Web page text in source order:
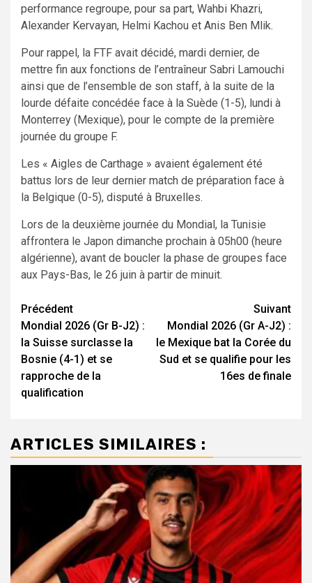
performance regroupe, pour sa part, Wahbi Khazri,
Alexander Kervayan, Helmi Kachou et Anis Ben Mlik.
Pour rappel, la FTF avait décidé, mardi dernier, de
mettre fin aux fonctions de l’entraîneur Sabri Lamouchi
ainsi que de l’ensemble de son staff, à la suite de la
lourde défaite concédée face à la Suède (1-5), lundi à
Monterrey (Mexique), pour le compte de la première
journée du groupe F.
Les « Aigles de Carthage » avaient également été
battus lors de leur dernier match de préparation face à
la Belgique (0-5), disputé à Bruxelles.
Lors de la deuxième journée du Mondial, la Tunisie
affrontera le Japon dimanche prochain à 05h00 (heure
algérienne), avant de boucler la phase de groupes face
aux Pays-Bas, le 26 juin à partir de minuit.
Navigation
d’article
Précédent
Mondial 2026 (Gr B-J2) :
la Suisse surclasse la
Bosnie (4-1) et se
rapproche de la
qualification
Suivant
Mondial 2026 (Gr A-J2) :
le Mexique bat la Corée du
Sud et se qualifie pour les
16es de finale
ARTICLES SIMILAIRES :